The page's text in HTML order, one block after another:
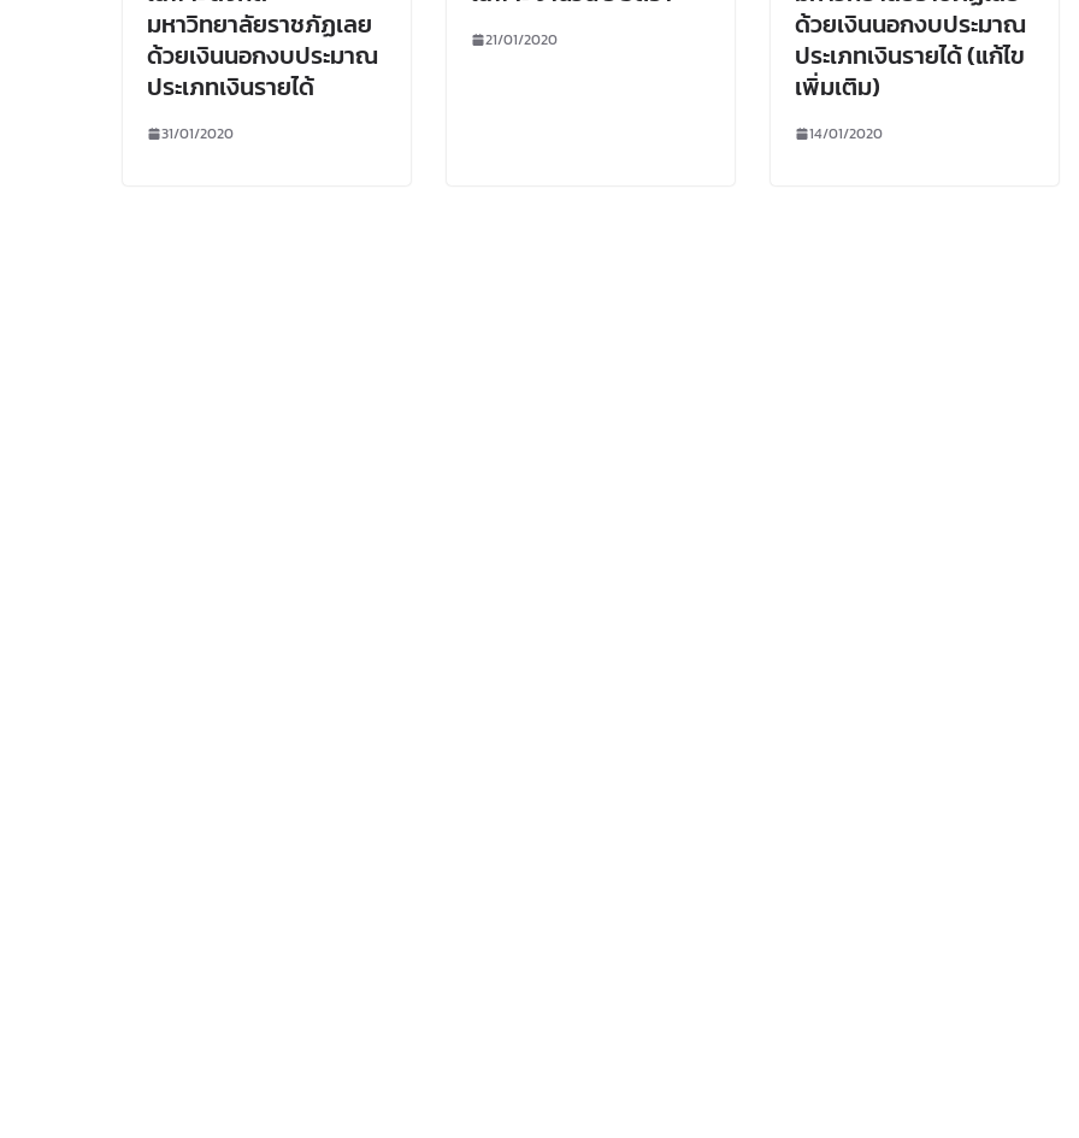
มหาวิทยาลัยราชภัฏเลย
ด้วยเงินนอกงบประมาณ
ประเภทเงินรายได้
31/01/2020
21/01/2020
ด้วยเงินนอกงบประมาณ
ประเภทเงินรายได้ (แก้ไข
เพิ่มเติม)
14/01/2020